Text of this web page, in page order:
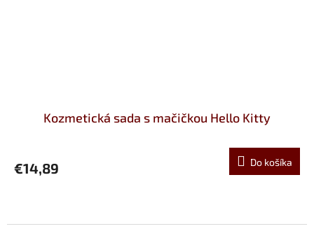
Kozmetická sada s mačičkou Hello Kitty
€14,89 Do košíka